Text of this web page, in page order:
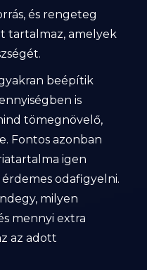
és rengeteg
tartalmaz, amelyek
beépítik
is
tömegnövelő,
Fontos azonban
igen
odafigyelni.
milyen
mennyi extra
az adott